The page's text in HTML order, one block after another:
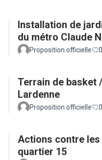
Installation de
du métro Claude
Proposition officielle 0
Terrain de basket
Lardenne
Proposition officielle 0
Actions contre
quartier 15